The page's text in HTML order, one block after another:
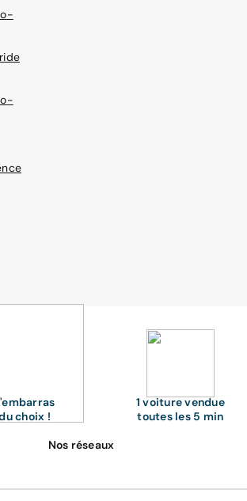
choix !
1 voiture vendue
toutes les 5 min
Nos réseaux